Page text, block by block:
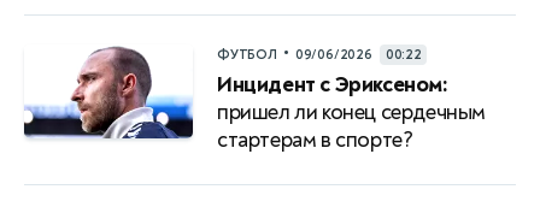
ФУТБОЛ • 09/06/2026 00:22
Инцидент с Эриксеном:
пришел ли конец сердечным
стартерам в спорте?